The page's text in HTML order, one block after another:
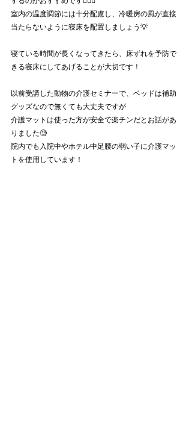
室内の温度調節には十分配慮し、冷暖房の風が直接
当たらないように寝床を配置しましょう💡
寝ている時間が長くなってきたら、床ずれを予防で
きる寝床にしてあげることが大切です！
以前受講した動物の介護セミナーで、ベッドは補助
グッズなので無くても大丈夫ですが
介護マットは使った方が安全で楽チンだとお話があ
りました🧐
院内でも入院中やホテル中足腰の弱い子に介護マッ
トを使用しています！